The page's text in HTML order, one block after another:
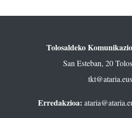
Tolosaldeko
San Esteban, 20
tkt@ataria.eus
Erredakzioa: